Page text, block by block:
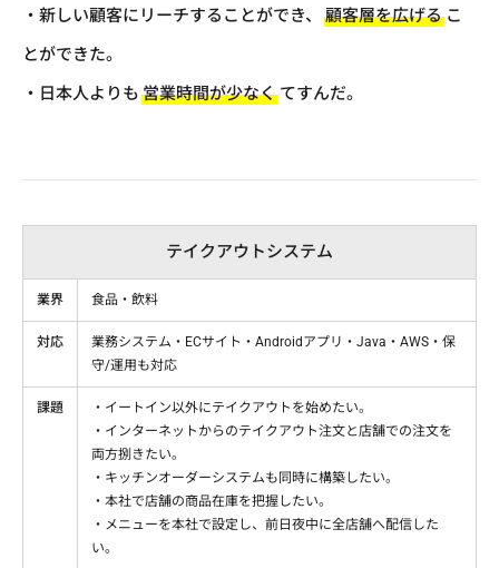
・新しい顧客にリーチすることができ、 顧客層を広げる こ
とができた。
・日本人よりも 営業時間が少なく てすんだ。
テイクアウトシステム
業界 食品・飲料
対応
業務システム・ECサイト・Androidアプリ・Java・AWS・保
守/運用も対応
課題
・イートイン以外にテイクアウトを始めたい。
・インターネットからのテイクアウト注文と店舗での注文を
両方捌きたい。
・キッチンオーダーシステムも同時に構築したい。
・本社で店舗の商品在庫を把握したい。
・メニューを本社で設定し、前日夜中に全店舗へ配信した
い。